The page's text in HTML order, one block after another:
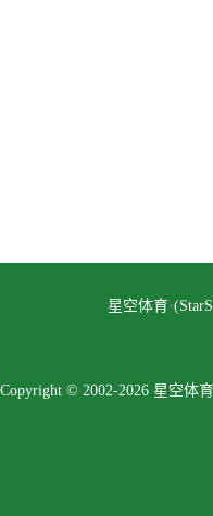
星空体育
Copyright © 2002-2026 星空体